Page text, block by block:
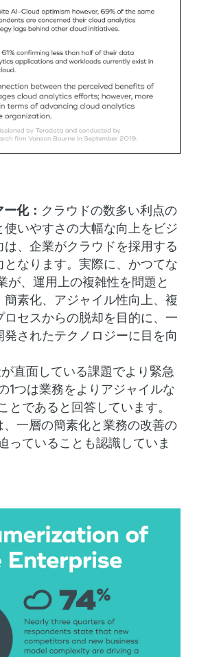
化： クラウドの数多い利点の
使いやすさの大幅な向上をビジ
は、企業がクラウドを採用する
となります。実際に、かつてな
が、運用上の複雑性を問題と
簡素化、アジャイル性向上、複
セスからの脱却を目的に、一
されたテクノロジーに目を向
直面している課題でより緊急
1つは業務をよりアジャイルな
とであると回答しています。
、一層の簡素化と業務の改善の
っていることも認識していま